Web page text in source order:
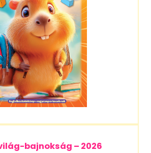
bajnokság – 2026